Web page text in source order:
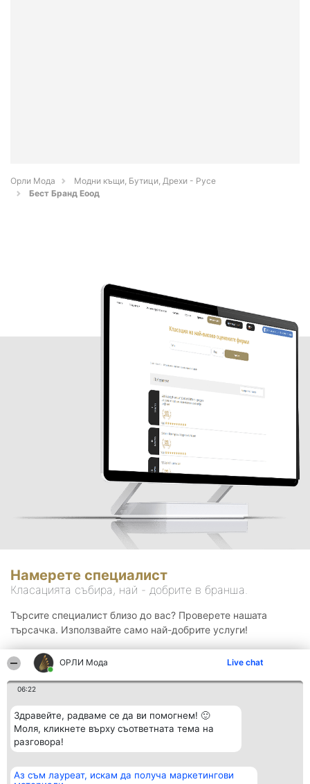
ОРЛИ Мода Live chat
06:22
Здравейте, радваме се да ви помогнем! 🙂
Моля, кликнете върху съответната тема на
разговора!
Аз съм лауреат, искам да получа маркетингови
Орли Мода
Модни къщи, Бутици, Дрехи - Русе
Бест Бранд Еоод
Намерете специалист
Класацията събира, най - добрите в бранша.
Търсите специалист близо до вас? Проверете нашата
търсачка. Използвайте само най-добрите услуги!
Организатор на
Класация Контакти